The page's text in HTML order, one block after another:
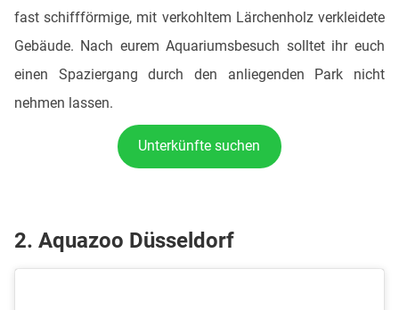
fast schiffförmige, mit verkohltem Lärchenholz verkleidete
Gebäude. Nach eurem Aquariumsbesuch solltet ihr euch
einen Spaziergang durch den anliegenden Park nicht
nehmen lassen.
Unterkünfte suchen
2. Aquazoo Düsseldorf